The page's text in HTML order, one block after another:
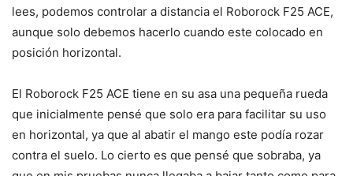
lees, podemos controlar a distancia el Roborock F25 ACE,
aunque solo debemos hacerlo cuando este colocado en
posición horizontal.
El Roborock F25 ACE tiene en su asa una pequeña rueda
que inicialmente pensé que solo era para facilitar su uso
en horizontal, ya que al abatir el mango este podía rozar
contra el suelo. Lo cierto es que pensé que sobraba, ya